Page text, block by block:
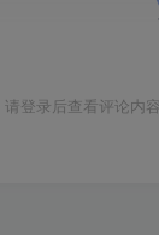
请登录后查看评论内容